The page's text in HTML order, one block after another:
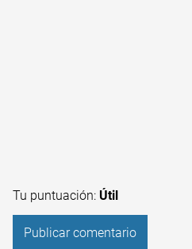
Tu puntuación: Útil